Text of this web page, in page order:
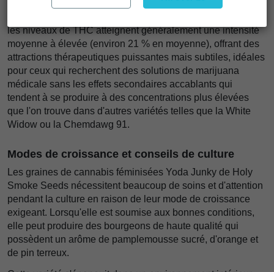
les niveaux de THC atteignent généralement une intensité
moyenne à élevée (environ 21 % en moyenne), offrant des
attractions thérapeutiques puissantes mais subtiles, idéales
pour ceux qui recherchent des solutions de marijuana
médicale sans les effets secondaires accablants qui
tendent à se produire à des concentrations plus élevées
que l'on trouve dans d'autres variétés telles que la White
Widow ou la Chemdawg 91.
Modes de croissance et conseils de culture
Les graines de cannabis féminisées Yoda Junky de Holy
Smoke Seeds nécessitent beaucoup de soins et d'attention
pendant la culture en raison de leur mode de croissance
exigeant. Lorsqu'elle est soumise aux bonnes conditions,
elle peut produire des bourgeons de haute qualité qui
possèdent un arôme de pamplemousse sucré, d'orange et
de pin terreux.